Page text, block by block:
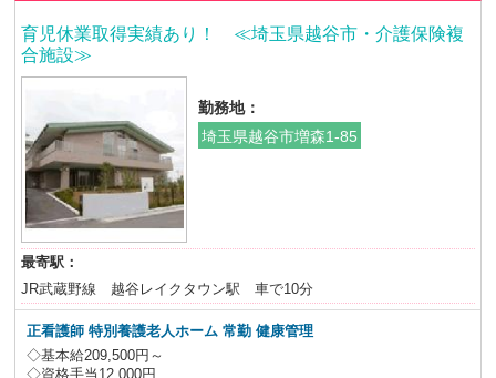
育児休業取得実績あり！ ≪埼玉県越谷市・介護保険複
合施設≫
勤務地：
埼玉県越谷市増森1-85
最寄駅：
JR武蔵野線 越谷レイクタウン駅 車で10分
正看護師 特別養護老人ホーム常勤 健康管理
◇基本給209,500円～
◇資格手当12,000円